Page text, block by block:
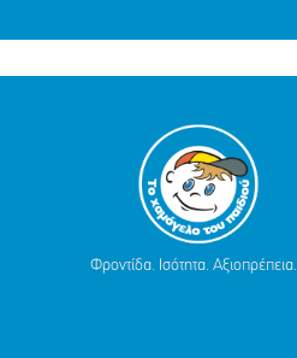
Φροντίδα. Ισότητα. Αξιοπρέπεια.